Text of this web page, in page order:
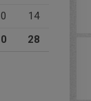
0
14
0 28